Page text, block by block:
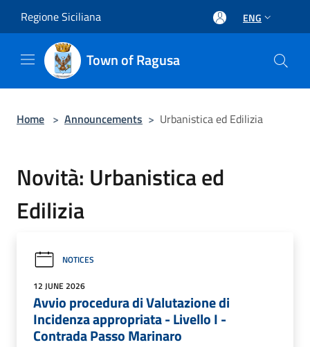
Regione Siciliana ENG
Town of Ragusa
Home > Announcements > Urbanistica ed Edilizia
Novità: Urbanistica ed
Edilizia
NOTICES
12 JUNE 2026
Avvio procedura di Valutazione di
Incidenza appropriata - Livello I -
Contrada Passo Marinaro